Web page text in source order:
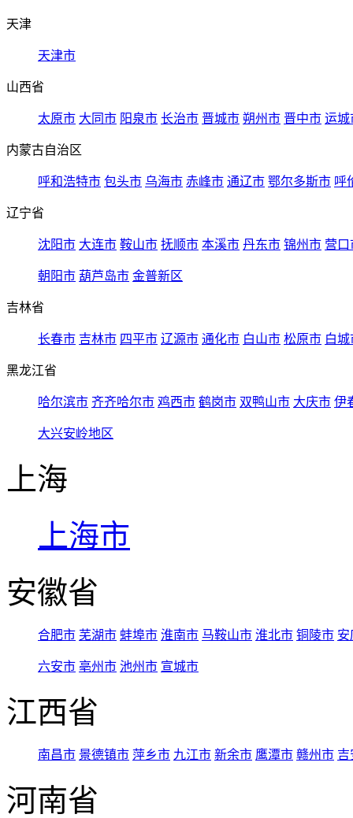
天津
天津市
山西省
太原市 大同市 阳泉市 长治市 晋城市 朔州市 晋中市 运城
内蒙古自治区
呼和浩特市 包头市 乌海市 赤峰市 通辽市 鄂尔多斯市 呼
辽宁省
沈阳市 大连市 鞍山市 抚顺市 本溪市 丹东市 锦州市 营口
朝阳市 葫芦岛市 金普新区
吉林省
长春市 吉林市 四平市 辽源市 通化市 白山市 松原市 白城
黑龙江省
哈尔滨市 齐齐哈尔市 鸡西市 鹤岗市 双鸭山市 大庆市 伊
大兴安岭地区
上海
上海市
安徽省
合肥市 芜湖市 蚌埠市 淮南市 马鞍山市 淮北市 铜陵市 安
六安市 亳州市 池州市 宣城市
江西省
南昌市 景德镇市 萍乡市 九江市 新余市 鹰潭市 赣州市 吉
河南省